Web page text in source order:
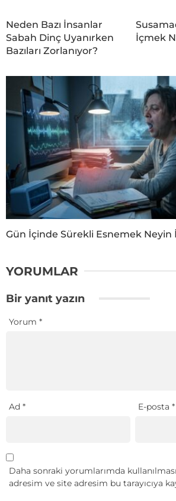
Neden Bazı İnsanlar
Sabah Dinç Uyanırken
Bazıları Zorlanıyor?
İçmek
Gün İçinde Sürekli Esnemek Neyin
YORUMLAR
Bir yanıt yazın
Yorum *
Ad * E-posta*
Daha sonraki yorumlarımda
adresim ve site adresim bu tarayıcıya